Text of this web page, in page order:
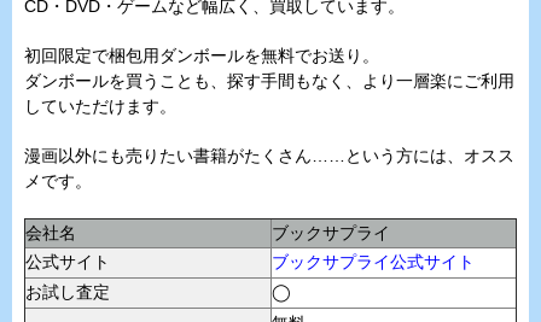
CD・DVD・ゲームなど幅広く、買取しています。
初回限定で梱包用ダンボールを無料でお送り。
ダンボールを買うことも、探す手間もなく、より一層楽にご利用
していただけます。
漫画以外にも売りたい書籍がたくさん……という方には、オスス
メです。
会社名
ブックサプライ
公式サイト
ブックサプライ公式サイト
お試し査定
◯